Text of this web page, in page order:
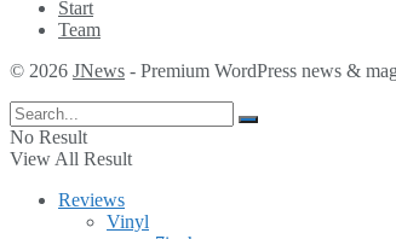
Start
Team
© 2026 JNews - Premium WordPress news &
No Result
View All Result
Reviews
Vinyl